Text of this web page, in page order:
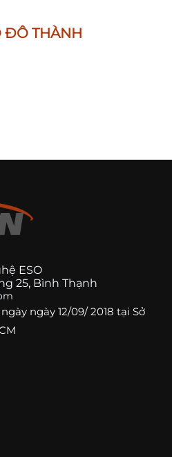
ĐÔ THÀNH
ESO
25, Bình Thạnh
ngày 12/09/ 2018 tại Sở